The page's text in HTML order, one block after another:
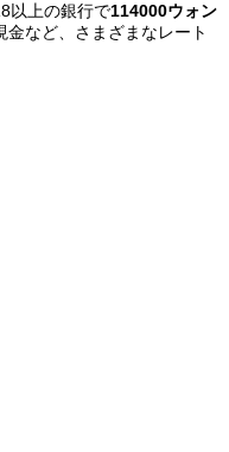
以上の銀行で114000ウォン
など、さまざまなレート